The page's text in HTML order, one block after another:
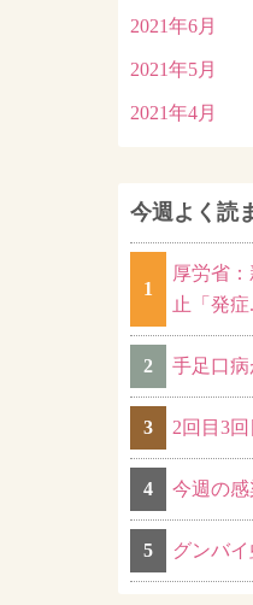
2021年6月
2021年5月
2021年4月
今週よく読
1
厚労省
止「発症
2 手足口
3 2回目3
4 今週の感
5 グンバイ